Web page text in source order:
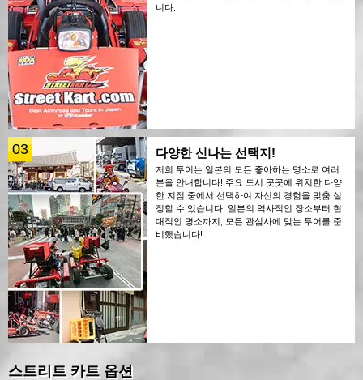
니다.
03 다양한 신나는 선택지!
저희 투어는 일본의 모든 좋아하는 명소로 여러
분을 안내합니다! 주요 도시 곳곳에 위치한 다양
한 지점 중에서 선택하여 자신의 경험을 맞춤 설
정할 수 있습니다. 일본의 역사적인 장소부터 현
대적인 명소까지, 모든 관심사에 맞는 투어를 준
비했습니다!
스트리트 카트 옵션